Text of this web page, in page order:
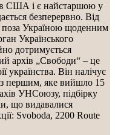
США і є найстаршою у
безперервно. Від
поза Україною щоденним
Українського
дотримується
архів „Свободи“ – це
українства. Він налічує
першим, яке вийшло 15
УНСоюзу, підбірку
що видавалися
Svoboda, 2200 Route